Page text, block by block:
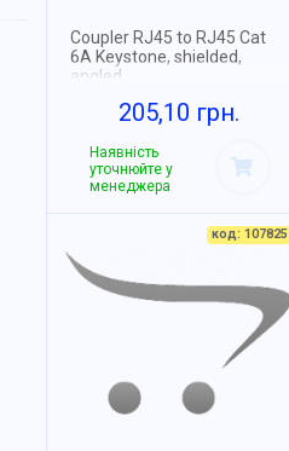
Coupler RJ45 to RJ45 Cat
6A Keystone, shielded,
angled
205,10 грн.
Наявність
уточнюйте у
менеджера
код: 107825